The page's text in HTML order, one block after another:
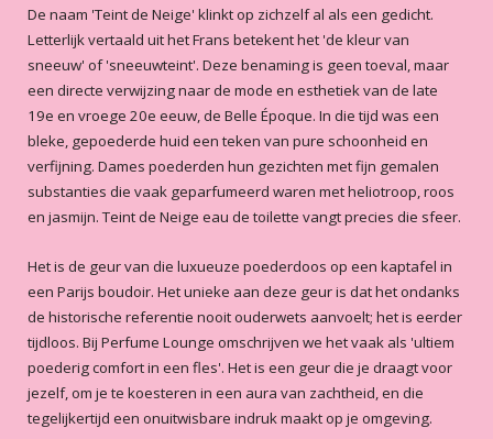
Yeahhh...eindelijk mijn geur binnen
😀..in love met de geur!!
Lian Nellissen- 2020-05-25
5/5
Fijne geur
Heerlijke fijne geur.
Gonda Fischer de Letter-2020-04-20
Niet te evenaren
Al vele jaren mijn favoriete geur. En
wat heerlijk dat er niemand in mijn
nauwe, maar ook zeer wijde omgeving
is, die deze geur kent. En dat houd ik
ook zo.
Lees meer
Nanda van Doorn-2020-04-14
De naam 'Teint de Neige' klinkt op zichzelf al als een gedicht.
Letterlijk vertaald uit het Frans betekent het 'de kleur van
sneeuw' of 'sneeuwteint'. Deze benaming is geen toeval, maar
een directe verwijzing naar de mode en esthetiek van de late
19e en vroege 20e eeuw, de Belle Époque. In die tijd was een
bleke, gepoederde huid een teken van pure schoonheid en
verfijning. Dames poederden hun gezichten met fijn gemalen
substanties die vaak geparfumeerd waren met heliotroop, roos
en jasmijn. Teint de Neige eau de toilette vangt precies die sfeer.
Het is de geur van die luxueuze poederdoos op een kaptafel in
een Parijs boudoir. Het unieke aan deze geur is dat het ondanks
de historische referentie nooit ouderwets aanvoelt; het is eerder
tijdloos. Bij Perfume Lounge omschrijven we het vaak als 'ultiem
poederig comfort in een fles'. Het is een geur die je draagt voor
jezelf, om je te koesteren in een aura van zachtheid, en die
tegelijkertijd een onuitwisbare indruk maakt op je omgeving.